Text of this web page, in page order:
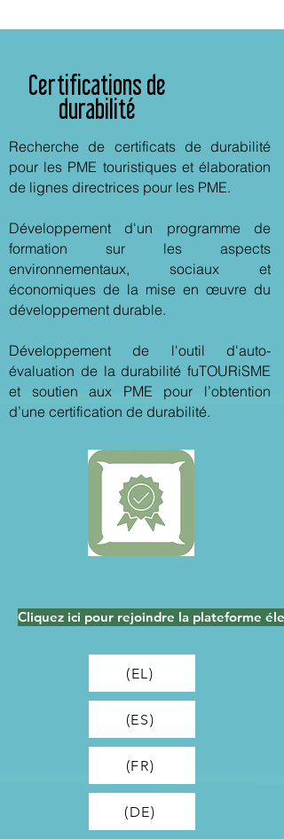
Certifications de
durabilité
Recherche de certificats de durabilité
pour les PME touristiques et élaboration
de lignes directrices pour les PME.
Développement d'un programme de
formation sur les aspects
environnementaux, sociaux et
économiques de la mise en œuvre du
développement durable.
Développement de l'outil d'auto-
évaluation de la durabilité fuTOURiSME
et soutien aux PME pour l’obtention
d’une certification de durabilité.
Cliquez ici pour rejoindre la plateforme
(EL)
(ES)
(FR)
(DE)